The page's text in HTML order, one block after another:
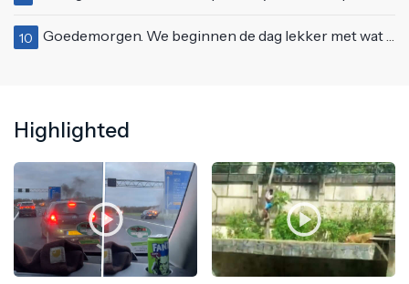
10 Goedemorgen. We beginnen de dag lekker met wat rek- en strekoefeningen
Highlighted